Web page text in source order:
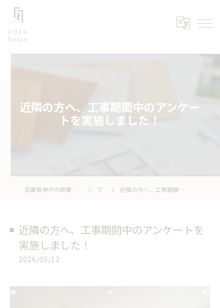
近隣の方へ、工事期間中のアンケー
トを実施しました！
兵庫県神戸の新築なら株式会社あんじゅホーム ブログ 近隣の方へ、工事期間中のアンケートを実施しました！
近隣の方へ、工事期間中のアンケートを
実施しました！
2026/05/12